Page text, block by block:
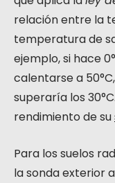
relación entre la
temperatura de
ejemplo, si hace
calentarse a
superaría los
rendimiento de su
Para los suelos
la sonda exterior